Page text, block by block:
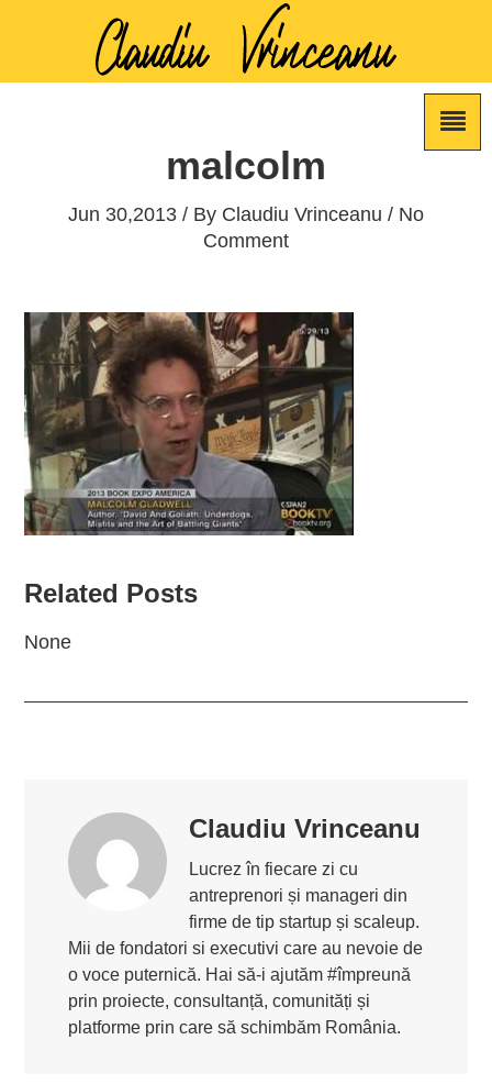
malcolm
Jun 30,2013 / By Claudiu Vrinceanu / No
Comment
Related Posts
None
Claudiu Vrinceanu
Lucrez în fiecare zi cu
antreprenori și manageri din
firme de tip startup și scaleup.
Mii de fondatori si executivi care au nevoie de
o voce puternică. Hai să-i ajutăm #împreună
prin proiecte, consultanță, comunități și
platforme prin care să schimbăm România.